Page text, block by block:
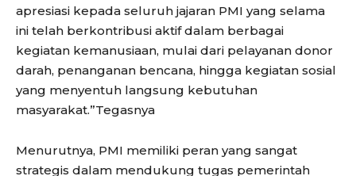
apresiasi kepada seluruh jajaran PMI yang selama
ini telah berkontribusi aktif dalam berbagai
kegiatan kemanusiaan, mulai dari pelayanan donor
darah, penanganan bencana, hingga kegiatan sosial
yang menyentuh langsung kebutuhan
masyarakat.”Tegasnya
Menurutnya, PMI memiliki peran yang sangat
strategis dalam mendukung tugas pemerintah